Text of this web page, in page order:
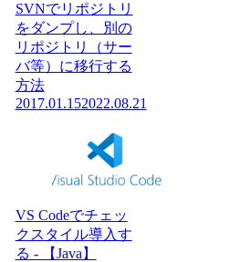
SVNでリポジトリ
をダンプし、別の
リポジトリ（サー
バ等）に移行する
方法
2017.01.152022.08.21
VS Codeでチェッ
クスタイル導入す
る - 【Java】